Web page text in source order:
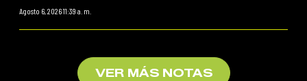
Agosto 6, 2026 11:39 a. m.
VER MÁS NOTAS